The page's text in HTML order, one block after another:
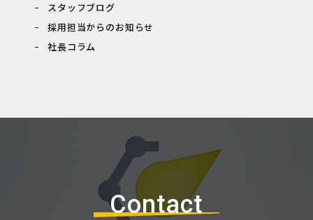
スタッフブログ
採用担当からのお知らせ
社長コラム
Contact